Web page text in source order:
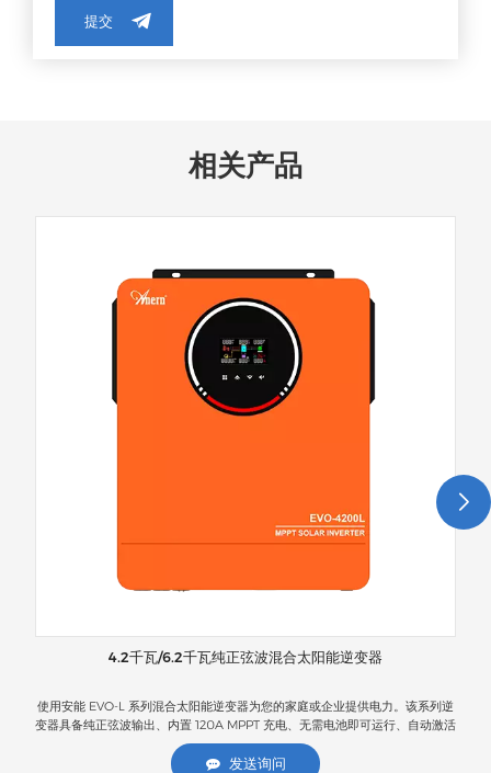
提交
相关产品
4.2千瓦/6.2千瓦纯正弦波混合太阳能逆变器
使用安能 EVO-L 系列混合太阳能逆变器为您的家庭或企业提供电力。该系列逆
变器具备纯正弦波输出、内置 120A MPPT 充电、无需电池即可运行、自动激活
锂电池以及可选的 WiFi 监控功能，可提供最高效率和不间断的电力性能。凭借
宽广的光伏输入范围、双路交流输出和坚固的防尘保护，EVO-L 系列为住宅、
发送询问